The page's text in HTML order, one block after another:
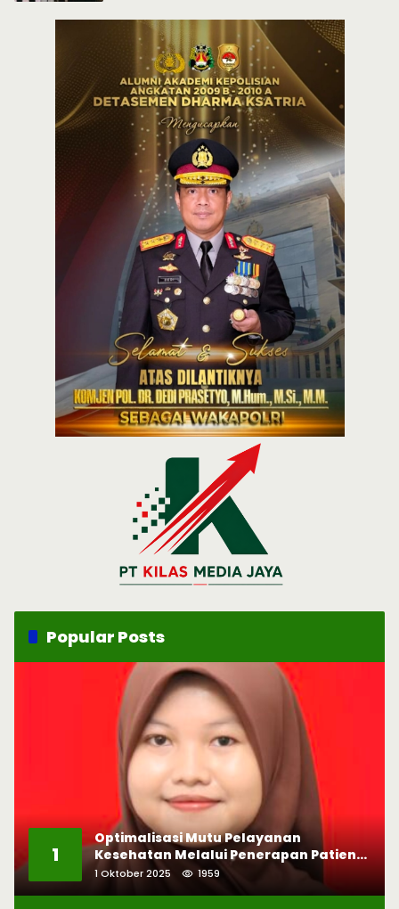
Popular Posts
1
Optimalisasi Mutu Pelayanan
Kesehatan Melalui Penerapan Patient
Safety
1 Oktober 2025 1959